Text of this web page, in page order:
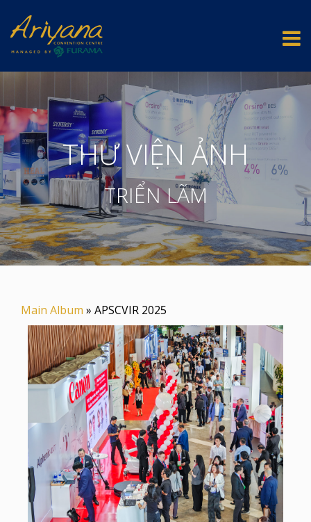
THƯ VIỆN ẢNH
TRIỂN LÃM
Main Album » APSCVIR 2025